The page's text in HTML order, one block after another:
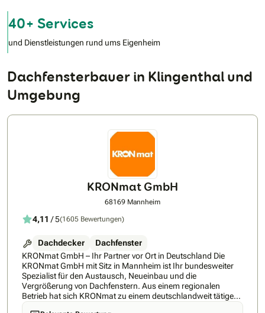
40+ Services
und Dienstleistungen rund ums Eigenheim
Dachfensterbauer in Klingenthal und
Umgebung
KRONmat GmbH
68169 Mannheim
4,11 / 5(1605 Bewertungen)
Dachdecker
Dachfenster
KRONmat GmbH – Ihr Partner vor Ort in Deutschland Die
KRONmat GmbH mit Sitz in Mannheim ist Ihr bundesweiter
Spezialist für den Austausch, Neueinbau und die
Vergrößerung von Dachfenstern. Aus einem regionalen
Betrieb hat sich KRONmat zu einem deutschlandweit tätigen
Fachunternehmen mit erfahrenen Montageteams und